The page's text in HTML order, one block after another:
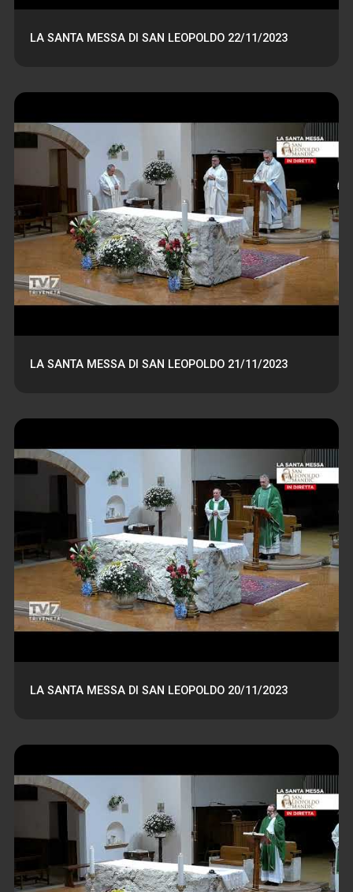
LA SANTA MESSA DI SAN LEOPOLDO 22/11/2023
LA SANTA MESSA DI SAN LEOPOLDO 21/11/2023
LA SANTA MESSA DI SAN LEOPOLDO 20/11/2023